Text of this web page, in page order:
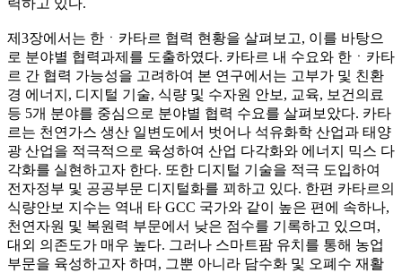
력하고 있다.
제3장에서는 한ㆍ카타르 협력 현황을 살펴보고, 이를 바탕으
로 분야별 협력과제를 도출하였다. 카타르 내 수요와 한ㆍ카타
르 간 협력 가능성을 고려하여 본 연구에서는 고부가 및 친환
경 에너지, 디지털 기술, 식량 및 수자원 안보, 교육, 보건의료
등 5개 분야를 중심으로 분야별 협력 수요를 살펴보았다. 카타
르는 천연가스 생산 일변도에서 벗어나 석유화학 산업과 태양
광 산업을 적극적으로 육성하여 산업 다각화와 에너지 믹스 다
각화를 실현하고자 한다. 또한 디지털 기술을 적극 도입하여
전자정부 및 공공부문 디지털화를 꾀하고 있다. 한편 카타르의
식량안보 지수는 역내 타 GCC 국가와 같이 높은 편에 속하나,
천연자원 및 복원력 부문에서 낮은 점수를 기록하고 있으며,
대외 의존도가 매우 높다. 그러나 스마트팜 유치를 통해 농업
부문을 육성하고자 하며, 그뿐 아니라 담수화 및 오폐수 재활